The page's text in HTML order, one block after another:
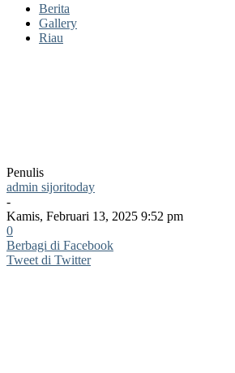
Berita
Gallery
Riau
Penulis
admin sijoritoday
-
Kamis, Februari 13, 2025 9:52 pm
0
Berbagi di Facebook
Tweet di Twitter